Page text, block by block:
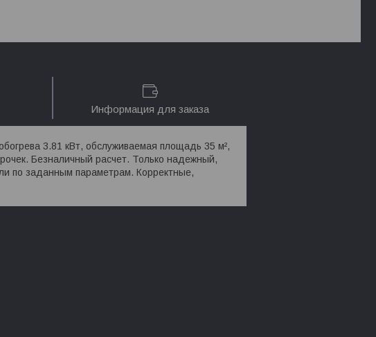
Информация для заказа
3.81 кВт, обслуживаемая площадь 35 м²,
Безналичный расчет. Только надежный,
по заданным параметрам. Корректные,